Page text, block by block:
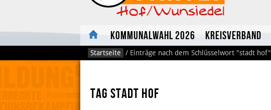
Kommunalwahl 2026 Kreisverband
Startseite / Einträge nach dem Schlüsselwort "stadt hof"
Tag stadt hof